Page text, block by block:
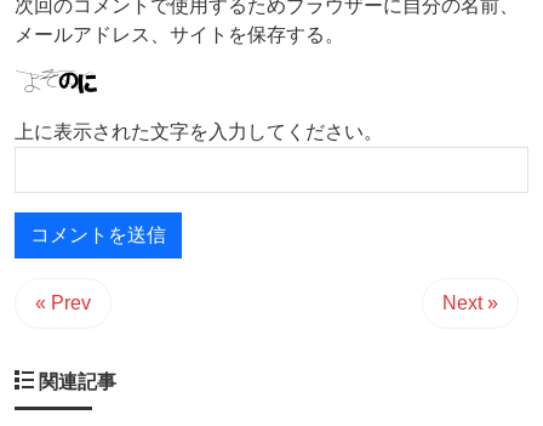
次回のコメントで使用するためブラウザーに自分の名前、
メールアドレス、サイトを保存する。
上に表示された文字を入力してください。
« Prev Next »
関連記事